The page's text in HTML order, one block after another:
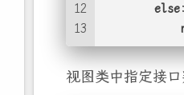
12
13
else:
视图类中指定接